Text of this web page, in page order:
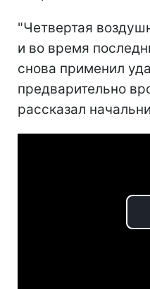
"Четвертая
и во время
снова применил
предварительно
рассказал